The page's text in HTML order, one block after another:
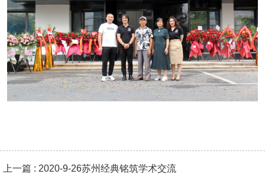
上一篇 : 2020-9-26苏州经典铭筑学术交流